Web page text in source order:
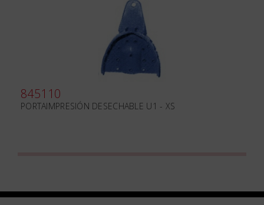
845110
PORTAIMPRESIÓN DESECHABLE U1 - XS